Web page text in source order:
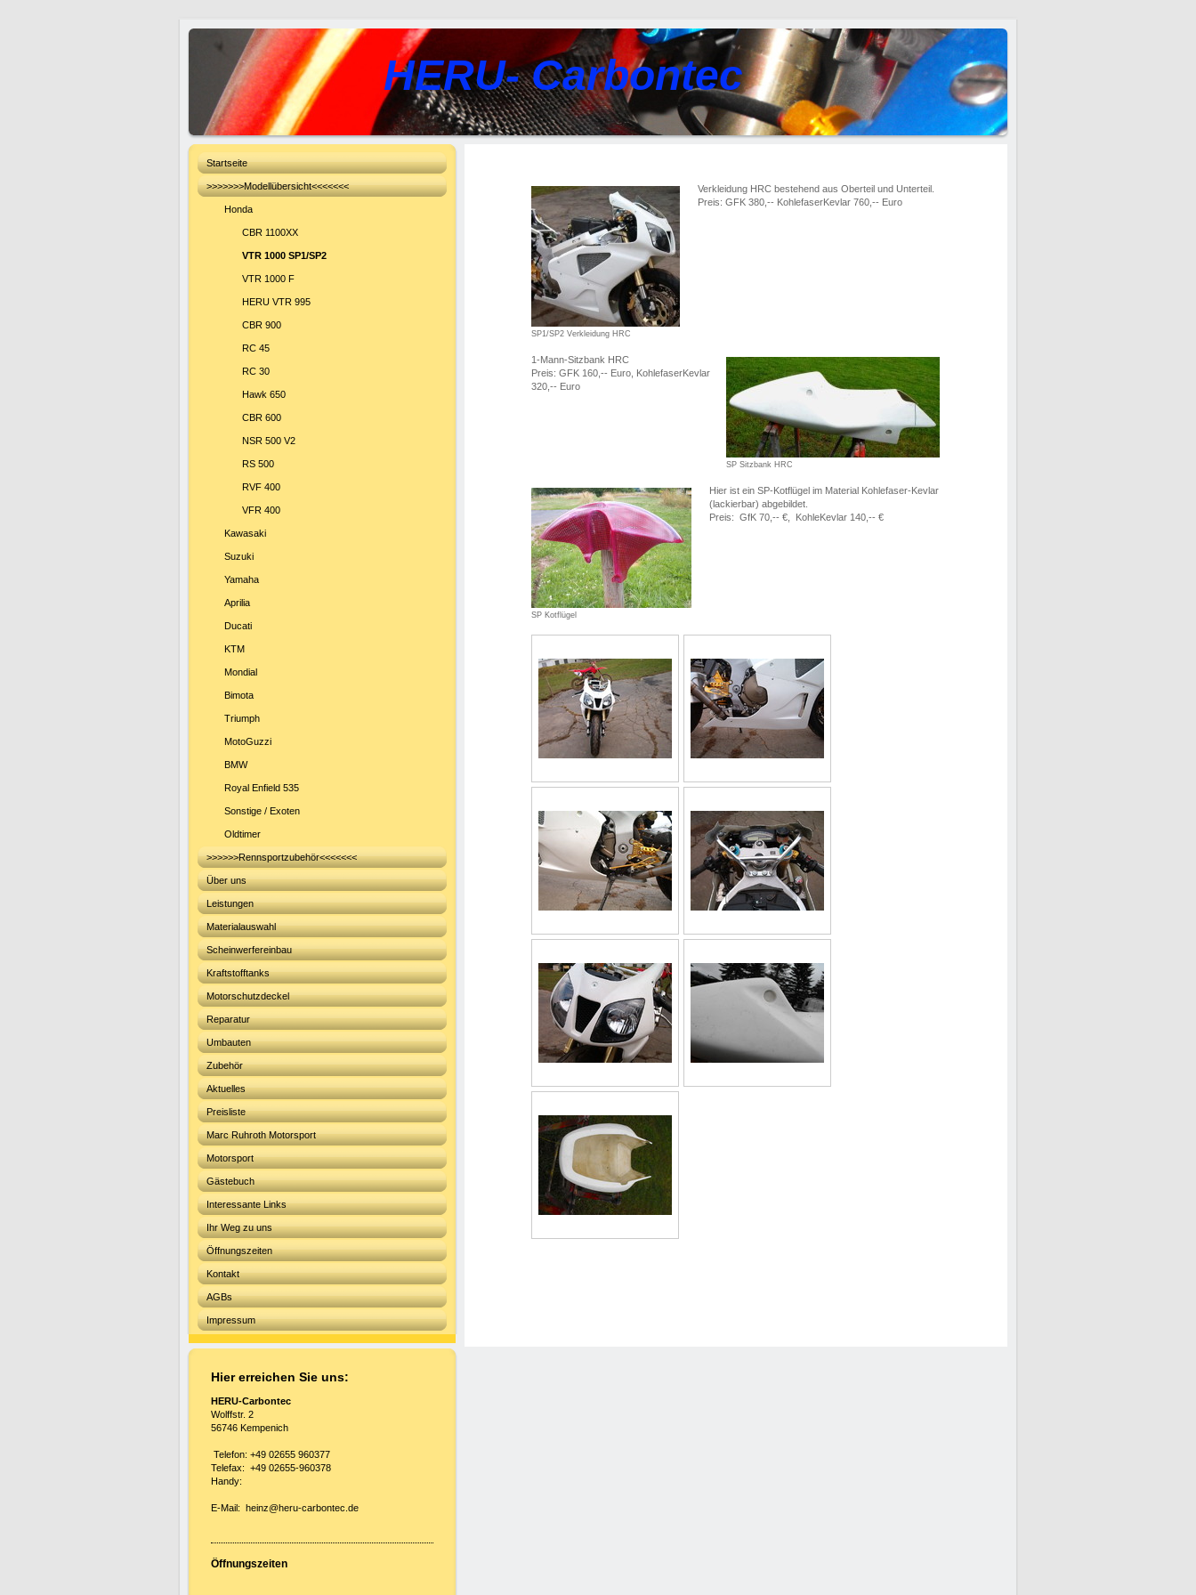
HERU- Carbontec
Startseite
>>>>>>>Modellübersicht<<<<<<<
Honda
CBR 1100XX
VTR 1000 SP1/SP2
VTR 1000 F
HERU VTR 995
CBR 900
RC 45
RC 30
Hawk 650
CBR 600
NSR 500 V2
RS 500
RVF 400
VFR 400
Kawasaki
Suzuki
Yamaha
Aprilia
Ducati
KTM
Mondial
Bimota
Triumph
MotoGuzzi
BMW
Royal Enfield 535
Sonstige / Exoten
Oldtimer
>>>>>>Rennsportzubehör<<<<<<<
Über uns
Leistungen
Materialauswahl
Scheinwerfereinbau
Kraftstofftanks
Motorschutzdeckel
Reparatur
Umbauten
Zubehör
Aktuelles
Preisliste
Marc Ruhroth Motorsport
Motorsport
Gästebuch
Interessante Links
Ihr Weg zu uns
Öffnungszeiten
Kontakt
AGBs
Impressum
Hier erreichen Sie uns:
HERU-Carbontec
Wolffstr. 2
56746 Kempenich
Telefon: +49 02655 960377
Telefax: +49 02655-960378
Handy:
E-Mail: heinz@heru-carbontec.de
Öffnungszeiten
SP1/SP2 Verkleidung HRC
Verkleidung HRC bestehend aus Oberteil und Unterteil.
Preis: GFK 380,-- KohlefaserKevlar 760,-- Euro
SP Sitzbank HRC
1-Mann-Sitzbank HRC
Preis: GFK 160,-- Euro, KohlefaserKevlar
320,-- Euro
SP Kotflügel
Hier ist ein SP-Kotflügel im Material Kohlefaser-Kevlar
(lackierbar) abgebildet.
Preis: GfK 70,-- €, KohleKevlar 140,-- €